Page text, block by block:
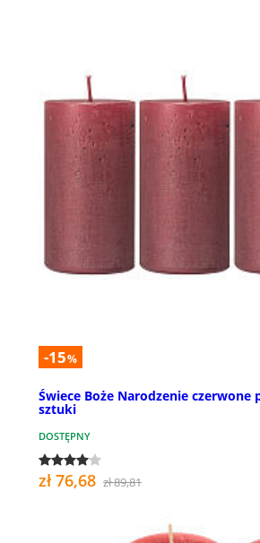
-15%
Świece Boże Narodzenie czerwone
sztuki
DOSTĘPNY
zł 76,68 zł 89,81